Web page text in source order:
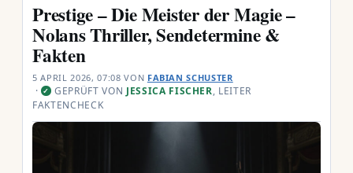
Prestige – Die Meister der Magie –
Nolans Thriller, Sendetermine &
Fakten
5 APRIL 2026, 07:08 VON FABIAN SCHUSTER
· ✓ GEPRÜFT VON JESSICA FISCHER, LEITER
FAKTENCHECK